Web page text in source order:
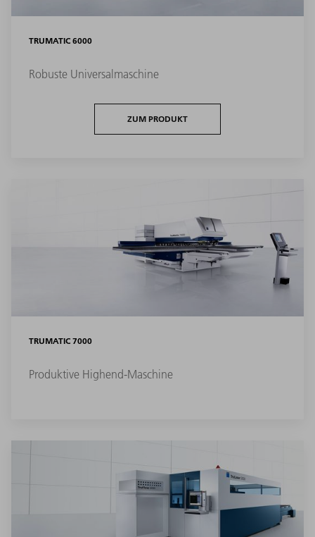
TRUMATIC 6000
Robuste Universalmaschine
ZUM PRODUKT
TRUMATIC 7000
Produktive Highend-Maschine